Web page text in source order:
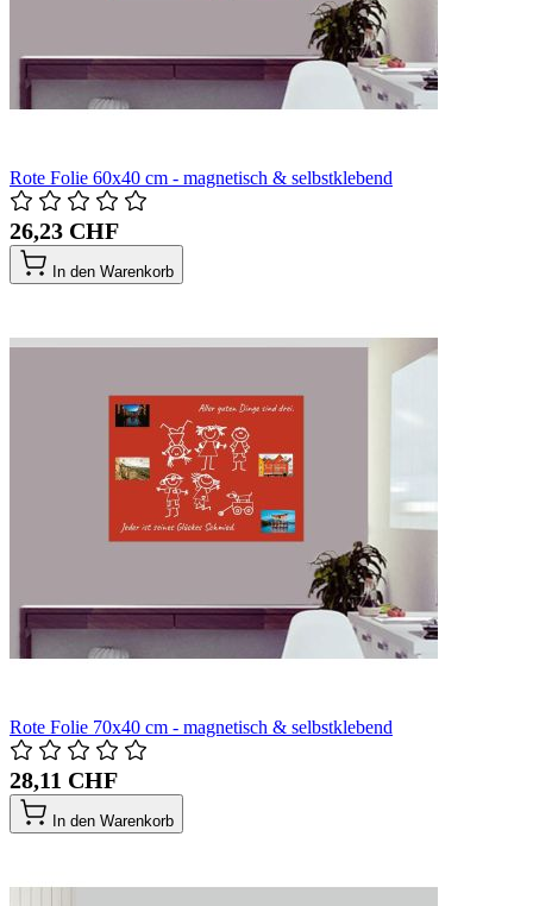
Rote Folie 60x40 cm - magnetisch & selbstklebend
26,23 CHF
In den Warenkorb
Rote Folie 70x40 cm - magnetisch & selbstklebend
28,11 CHF
In den Warenkorb